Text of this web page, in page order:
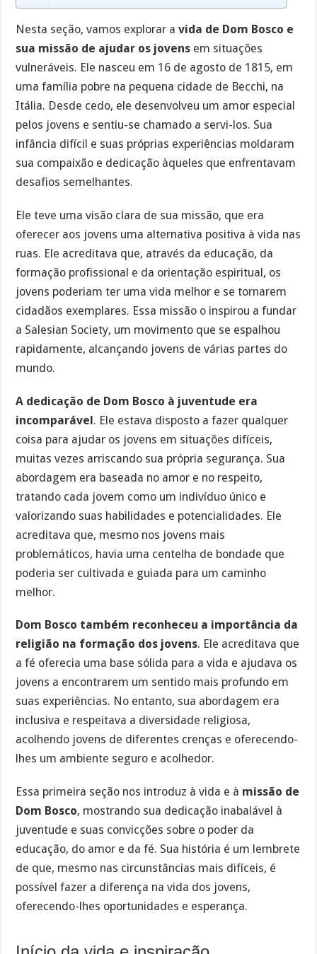
Nesta seção, vamos explorar avida de Dom Bosco e
sua missão de ajudar os jovens em situações
vulneráveis. Ele nasceu em 16 de agosto de 1815, em
uma família pobre na pequena cidade de Becchi, na
Itália. Desde cedo, ele desenvolveu um amor especial
pelos jovens e sentiu-se chamado a servi-los. Sua
infância difícil e suas próprias experiências moldaram
sua compaixão e dedicação àqueles que enfrentavam
desafios semelhantes.
Ele teve uma visão clara de sua missão, que era
oferecer aos jovens uma alternativa positiva à vida nas
ruas. Ele acreditava que, através da educação, da
formação profissional e da orientação espiritual, os
jovens poderiam ter uma vida melhor e se tornarem
cidadãos exemplares. Essa missão o inspirou a fundar
a Salesian Society, um movimento que se espalhou
rapidamente, alcançando jovens de várias partes do
mundo.
A dedicação de Dom Bosco à juventude era
incomparável. Ele estava disposto a fazer qualquer
coisa para ajudar os jovens em situações difíceis,
muitas vezes arriscando sua própria segurança. Sua
abordagem era baseada no amor e no respeito,
tratando cada jovem como um indivíduo único e
valorizando suas habilidades e potencialidades. Ele
acreditava que, mesmo nos jovens mais
problemáticos, havia uma centelha de bondade que
poderia ser cultivada e guiada para um caminho
melhor.
Dom Bosco também reconheceu a importância da
religião na formação dos jovens. Ele acreditava que
a fé oferecia uma base sólida para a vida e ajudava os
jovens a encontrarem um sentido mais profundo em
suas experiências. No entanto, sua abordagem era
inclusiva e respeitava a diversidade religiosa,
acolhendo jovens de diferentes crenças e oferecendo-
lhes um ambiente seguro e acolhedor.
Essa primeira seção nos introduz à vida e à missão de
Dom Bosco, mostrando sua dedicação inabalável à
juventude e suas convicções sobre o poder da
educação, do amor e da fé. Sua história é um lembrete
de que, mesmo nas circunstâncias mais difíceis, é
possível fazer a diferença na vida dos jovens,
oferecendo-lhes oportunidades e esperança.